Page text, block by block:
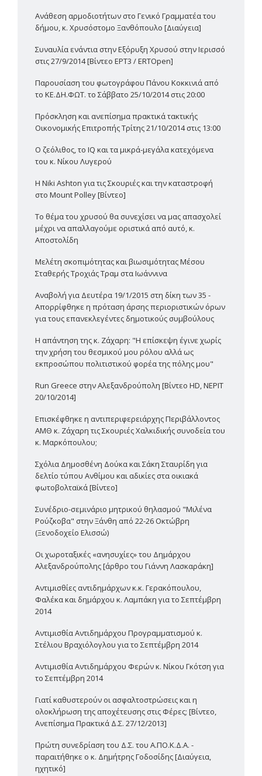
Ανάθεση αρμοδιοτήτων στο Γενικό Γραμματέα του
δήμου, κ. Χρυσόστομο Ξανθόπουλο [Διαύγεια]
Συναυλία ενάντια στην Εξόρυξη Χρυσού στην Ιερισσό
στις 27/9/2014 [Βίντεο ΕΡΤ3 / ERTOpen]
Παρουσίαση του φωτογράφου Πάνου Κοκκινιά από
το ΚΕ.ΔΗ.ΦΩΤ. το Σάββατο 25/10/2014 στις 20:00
Πρόσκληση και ανεπίσημα πρακτικά τακτικής
Οικονομικής Επιτροπής Τρίτης 21/10/2014 στις 13:00
Ο ζεόλιθος, το IQ και τα μικρά-μεγάλα κατεχόμενα
του κ. Νίκου Λυγερού
Η Niki Ashton για τις Σκουριές και την καταστροφή
στο Mount Polley [Βίντεο]
Το θέμα του χρυσού θα συνεχίσει να μας απασχολεί
μέχρι να απαλλαγούμε οριστικά από αυτό, κ.
Αποστολίδη
Μελέτη σκοπιμότητας και βιωσιμότητας Μέσου
Σταθερής Τροχιάς Τραμ στα Ιωάννινα
Αναβολή για Δευτέρα 19/1/2015 στη δίκη των 35 -
Απορρίφθηκε η πρόταση άρσης περιοριστικών όρων
για τους επανεκλεγέντες δημοτικούς συμβούλους
Η απάντηση της κ. Ζάχαρη: "Η επίσκεψη έγινε χωρίς
την χρήση του θεσμικού μου ρόλου αλλά ως
εκπροσώπου πολιτιστικού φορέα της πόλης μου"
Run Greece στην Αλεξανδρούπολη [Βίντεο HD, ΝΕΡΙΤ
20/10/2014]
Επισκέφθηκε η αντιπεριφερειάρχης Περιβάλλοντος
ΑΜΘ κ. Ζάχαρη τις Σκουριές Χαλκιδικής συνοδεία του
κ. Μαρκόπουλου;
Σχόλια Δημοσθένη Δούκα και Σάκη Σταυρίδη για
δελτίο τύπου Ανθίμου και αδικίες στα οικιακά
φωτοβολταϊκά [Βίντεο]
Συνέδριο-σεμινάριο μητρικού θηλασμού "Μιλένα
Ρούζκοβα" στην Ξάνθη από 22-26 Οκτώβρη
(Ξενοδοχείο Ελισσώ)
Οι χωροταξικές «ανησυχίες» του Δημάρχου
Αλεξανδρούπολης [άρθρο του Γιάννη Λασκαράκη]
Αντιμισθίες αντιδημάρχων κ.κ. Γερακόπουλου,
Φαλέκα και δημάρχου κ. Λαμπάκη για το Σεπτέμβρη
2014
Αντιμισθία Αντιδημάρχου Προγραμματισμού κ.
Στέλιου Βραχιόλογλου για το Σεπτέμβρη 2014
Αντιμισθία Αντιδημάρχου Φερών κ. Νίκου Γκότση για
το Σεπτέμβρη 2014
Γιατί καθυστερούν οι ασφαλτοστρώσεις και η
ολοκλήρωση της αποχέτευσης στις Φέρες; [Βίντεο,
Ανεπίσημα Πρακτικά Δ.Σ. 27/12/2013]
Πρώτη συνεδρίαση του Δ.Σ. του Α.ΠΟ.Κ.Δ.Α. -
παραιτήθηκε ο κ. Δημήτρης Γοδοσίδης [Διαύγεια,
ηχητικό]